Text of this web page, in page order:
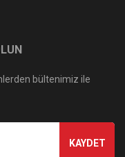
bültenimiz ile
KAYDET